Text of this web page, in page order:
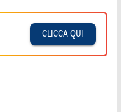
CLICCA QUI